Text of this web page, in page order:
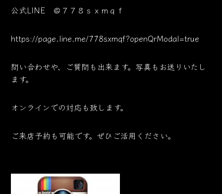
公式LINE ＠７７８ｓｘｍｑｆ
https://page.line.me/778sxmqf?openQrModal=true
問い合わせや、ご質問も出来ます。写真もお送りいたし
ます。
オンラインでの対応も致します。
ご来店予約も可能です。ぜひご活用ください。